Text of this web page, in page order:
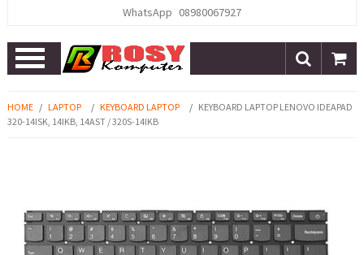
WhatsApp 08980067927
Open
Menu
HOME / LAPTOP / KEYBOARD LAPTOP / KEYBOARD LAPTOP LENOVO IDEAPAD
320-14ISK, 14IKB, 14AST / 320S-14IKB